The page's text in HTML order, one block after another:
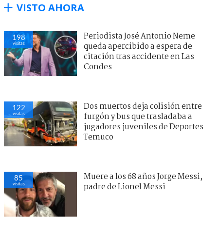
VISTO AHORA
198
visitas
Periodista José Antonio Neme
queda apercibido a espera de
citación tras accidente en Las
Condes
122
visitas
Dos muertos deja colisión entre
furgón y bus que trasladaba a
jugadores juveniles de Deportes
Temuco
85
visitas
Muere a los 68 años Jorge Messi,
padre de Lionel Messi